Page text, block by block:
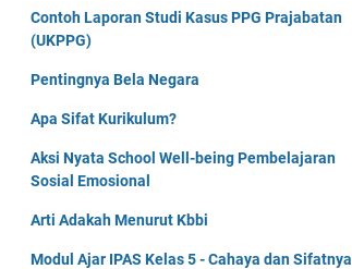
Contoh Laporan Studi Kasus PPG Prajabatan
(UKPPG)
Pentingnya Bela Negara
Apa Sifat Kurikulum?
Aksi Nyata School Well-being Pembelajaran
Sosial Emosional
Arti Adakah Menurut Kbbi
Modul Ajar IPAS Kelas 5 - Cahaya dan Sifatnya